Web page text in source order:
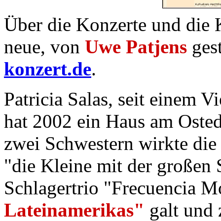
Über die Konzerte und die
neue, von Uwe Patjens
konzert.de.
Patricia Salas, seit einem
hat 2002 ein Haus am
zwei Schwestern wirkte
"die Kleine mit der großen
Schlagertrio "Frecuencia
Lateinamerikas" galt und